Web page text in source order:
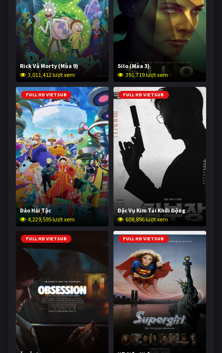
Rick Và Morty (Mùa 9)
3,011,412 lượt xem
Silo (Mùa 3)
391,719 lượt xem
FULL HD VIETSUB
Đảo Hải Tặc
4,229,595 lượt xem
FULL HD VIETSUB
Đặc Vụ Kim Tái Khởi Động
608,896 lượt xem
FULL HD VIETSUB FULL HD VIETSUB